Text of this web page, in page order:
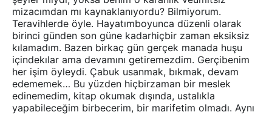
mizacımdan mı kaynaklanıyordu? Bilmiyorum.
Teravihlerde öyle. Hayatımboyunca düzenli olarak
birinci günden son güne kadarhiçbir zaman eksiksiz
kılamadım. Bazen birkaç gün gerçek manada huşu
içindekılar ama devamını getiremezdim. Gerçibenim
her işim öyleydi. Çabuk usanmak, bıkmak, devam
edememek… Bu yüzden hiçbirzaman bir meslek
edinemedim, kitap okumak dışında, ustalıkla
yapabileceğim birbecerim, bir marifetim olmadı. Aynı